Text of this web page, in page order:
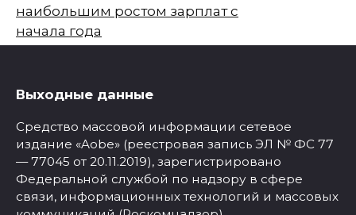
наибольшим ростом зарплат с
начала года
Выходные данные
Средство массовой информации сетевое
издание «Aobe» (реестровая запись ЭЛ № ФС 77
— 77045 от 20.11.2019), зарегистрировано
Федеральной службой по надзору в сфере
связи, информационных технологий и массовых